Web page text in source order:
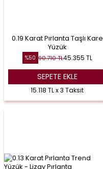
0.19 Karat Pırlanta Taşlı Kare
Yüzük
%50 90.710TL45.355 TL
SEPETE EKLE
15.118 TL x 3 Taksit